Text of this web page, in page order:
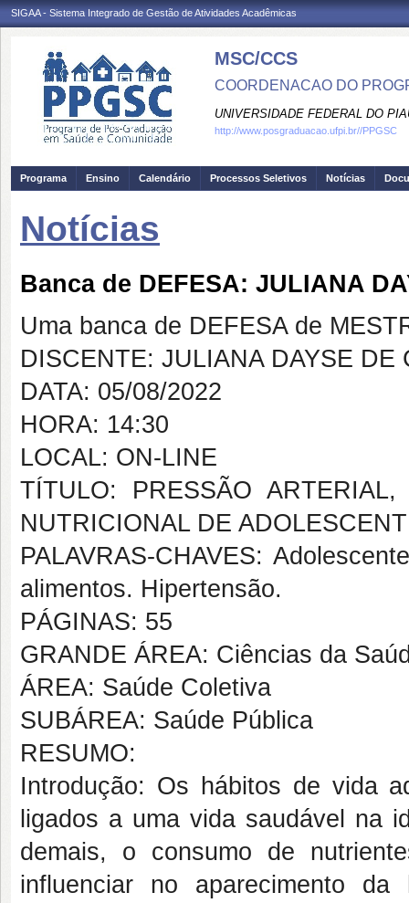
SIGAA - Sistema Integrado de Gestão de Atividades Acadêmicas
MSC/CCS
COORDENACAO DO
UNIVERSIDADE FEDERAL DO
http://www.posgraduacao.ufpi.br//PPGSC
Programa Ensino Calendário Processos Seletivos Notícias
Notícias
Banca de DEFESA: JULIANA
Uma banca de DEFESA de
DISCENTE: JULIANA DAYSE DE
DATA: 05/08/2022
HORA: 14:30
LOCAL: ON-LINE
TÍTULO: PRESSÃO
NUTRICIONAL DE
PALAVRAS-CHAVES:
alimentos. Hipertensão.
PÁGINAS: 55
GRANDE ÁREA: Ciências da
ÁREA: Saúde Coletiva
SUBÁREA: Saúde Pública
RESUMO:
Introdução: Os hábitos de vida
ligados a uma vida saudável na
demais, o consumo de
influenciar no aparecimento